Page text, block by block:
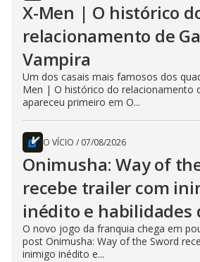
X-Men | O histórico
relacionamento de
Vampira
Um dos casais mais famosos dos
Men | O histórico do relacionamento
apareceu primeiro em O...
O VÍCIO / 07/08/2026
Onimusha: Way of
recebe trailer com
inédito e habilidades
O novo jogo da franquia chega em
post Onimusha: Way of the Sword
inimigo inédito e...